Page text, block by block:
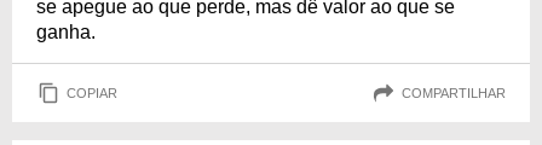
se apegue ao que perde, mas dê valor ao que se
ganha.
COPIAR COMPARTILHAR